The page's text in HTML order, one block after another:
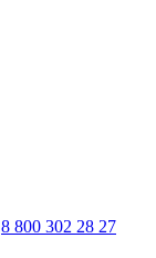
8 800 302 28 27